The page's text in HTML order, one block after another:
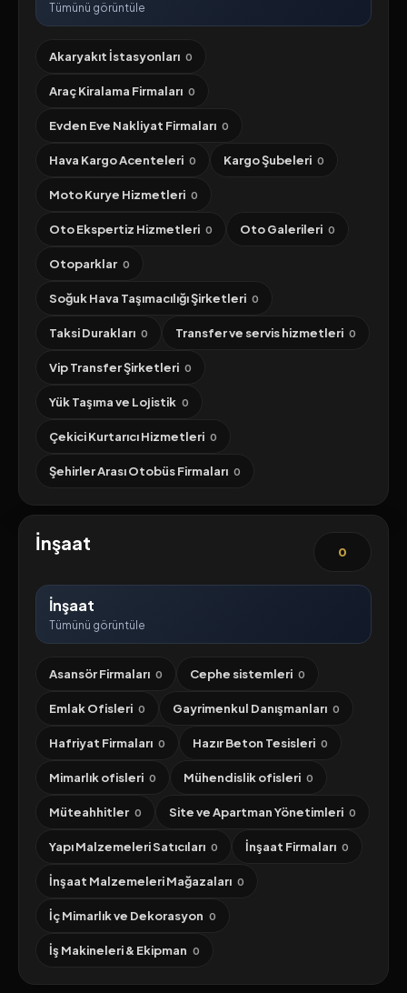
Tümünü görüntüle
Akaryakıt İstasyonları 0
Araç Kiralama Firmaları 0
Evden Eve Nakliyat Firmaları 0
Hava Kargo Acenteleri 0 Kargo Şubeleri 0
Moto Kurye Hizmetleri 0
Oto Ekspertiz Hizmetleri 0 Oto Galerileri 0
Otoparklar 0
Soğuk Hava Taşımacılığı Şirketleri 0
Taksi Durakları 0 Transfer ve servis hizmetleri 0
Vip Transfer Şirketleri 0
Yük Taşıma ve Lojistik 0
Çekici Kurtarıcı Hizmetleri 0
Şehirler Arası Otobüs Firmaları 0
İnşaat 0
İnşaat
Tümünü görüntüle
Asansör Firmaları 0 Cephe sistemleri 0
Emlak Ofisleri 0 Gayrimenkul Danışmanları 0
Hafriyat Firmaları 0 Hazır Beton Tesisleri 0
Mimarlık ofisleri 0 Mühendislik ofisleri 0
Müteahhitler 0 Site ve Apartman Yönetimleri 0
Yapı Malzemeleri Satıcıları 0 İnşaat Firmaları 0
İnşaat Malzemeleri Mağazaları 0
İç Mimarlık ve Dekorasyon 0
İş Makineleri & Ekipman 0